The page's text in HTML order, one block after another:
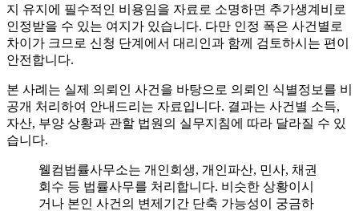
지 유지에 필수적인 비용임을 자료로 소명하면 추가생계비로
인정받을 수 있는 여지가 있습니다. 다만 인정 폭은 사건별로
차이가 크므로 신청 단계에서 대리인과 함께 검토하시는 편이
안전합니다.
본 사례는 실제 의뢰인 사건을 바탕으로 의뢰인 식별정보를 비
공개 처리하여 안내드리는 자료입니다. 결과는 사건별 소득,
자산, 부양 상황과 관할 법원의 실무지침에 따라 달라질 수 있
습니다.
웰컴법률사무소는 개인회생, 개인파산, 민사, 채권
회수 등 법률사무를 처리합니다. 비슷한 상황이시
거나 본인 사건의 변제기간 단축 가능성이 궁금하